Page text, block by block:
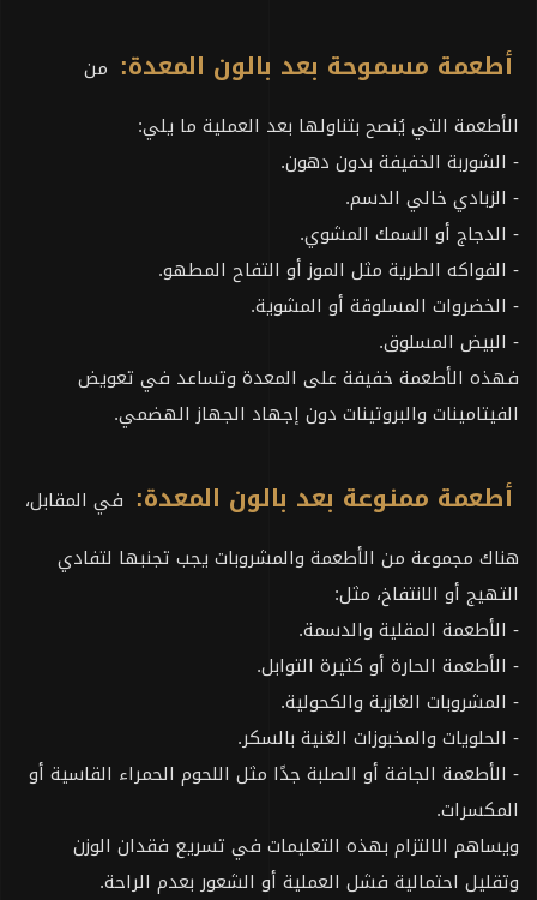
أطعمة مسموحة بعد بالون المعدة: من
الأطعمة التي يُنصح بتناولها بعد العملية ما يلي:
- الشوربة الخفيفة بدون دهون.
- الزبادي خالي الدسم.
- الدجاج أو السمك المشوي.
- الفواكه الطرية مثل الموز أو التفاح المطهو.
- الخضروات المسلوقة أو المشوية.
- البيض المسلوق.
فهذه الأطعمة خفيفة على المعدة وتساعد في تعويض
الفيتامينات والبروتينات دون إجهاد الجهاز الهضمي.
أطعمة ممنوعة بعد بالون المعدة: في المقابل،
هناك مجموعة من الأطعمة والمشروبات يجب تجنبها لتفادي
التهيج أو الانتفاخ، مثل:
- الأطعمة المقلية والدسمة.
- الأطعمة الحارة أو كثيرة التوابل.
- المشروبات الغازية والكحولية.
- الحلويات والمخبوزات الغنية بالسكر.
- الأطعمة الجافة أو الصلبة جدًا مثل اللحوم الحمراء القاسية أو
المكسرات.
ويساهم الالتزام بهذه التعليمات في تسريع فقدان الوزن
وتقليل احتمالية فشل العملية أو الشعور بعدم الراحة.